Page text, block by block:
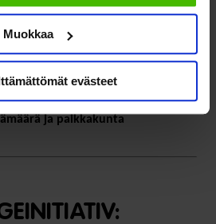
Muokkaa
evästeet
toimintaedellytykset myös
vastuutaho, jolle jatkossa
ja paikkakunta